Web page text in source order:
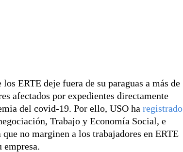
ERTE deje fuera de su paraguas a más de
afectados por expedientes directamente
del covid-19. Por ello, USO haregistrado
Trabajo y Economía Social, e
no marginen a los trabajadores en ERTE
empresa.